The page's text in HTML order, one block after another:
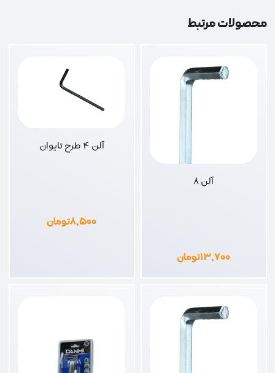
محصولات مرتبط
آلن 8
۱۳,۷۰۰تومان
آلن 4 طرح تایوان
۸,۵۰۰تومان